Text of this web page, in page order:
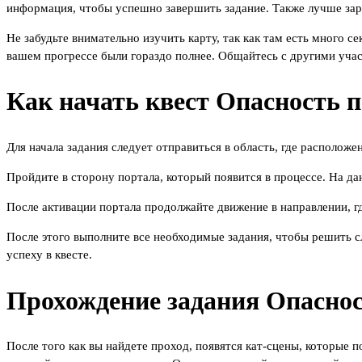
информация, чтобы успешно завершить задание. Также лучше
Не забудьте внимательно изучить карту, так как там есть много
вашем прогрессе были гораздо полнее. Общайтесь с другими
Как начать квест Опасность
Для начала задания следует отправиться в область, где
Пройдите в сторону портала, который появится в процессе. На
После активации портала продолжайте движение в направлении,
После этого выполните все необходимые задания, чтобы решить
успеху в квесте.
Прохождение задания
После того как вы найдете проход, появятся кат-сцены,